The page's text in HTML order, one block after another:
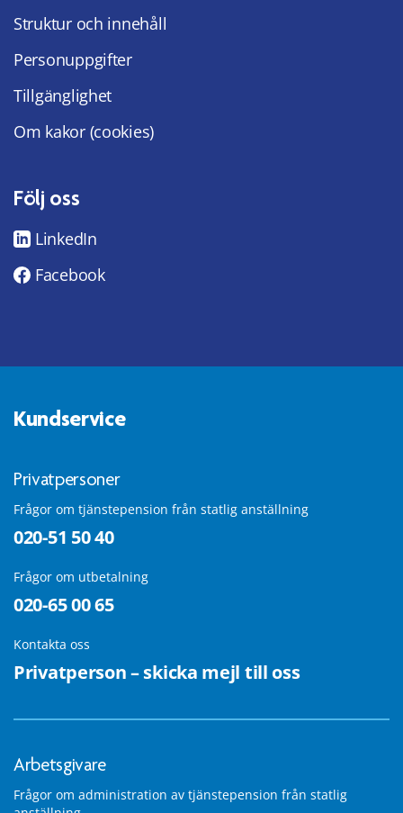
Struktur och innehåll
Personuppgifter
Tillgänglighet
Om kakor (cookies)
Följ oss
LinkedIn
Facebook
Kundservice
Privatpersoner
Frågor om tjänstepension från statlig anställning
020-51 50 40
Frågor om utbetalning
020-65 00 65
Kontakta oss
Privatperson – skicka mejl till oss
Arbetsgivare
Frågor om administration av tjänstepension från statlig